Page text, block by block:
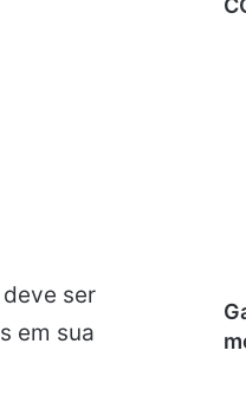
ser
em sua